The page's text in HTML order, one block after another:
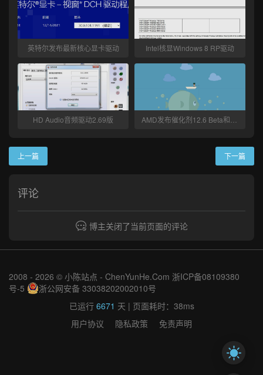
英特尔发布最新核心显卡驱动 Intel核显Windows 8 RP驱动
HD Audio音频驱动2.69版
上一篇 下一篇
评论
博主关闭了当前页面的评论
2008 - 2026 © 小陈站点 - ChenYunHe.Com 浙ICP备08109380
号-5
浙公网安备 33038202002010号
已运行 6671 天 | 页面耗时：38ms
用户协议
隐私政策 免责声明